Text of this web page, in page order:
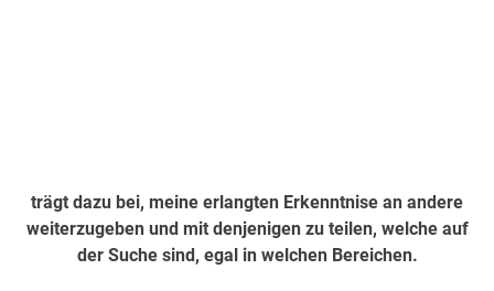
trägt dazu bei, meine erlangten Erkenntnise an andere
weiterzugeben und mit denjenigen zu teilen, welche auf
der Suche sind, egal in welchen Bereichen.